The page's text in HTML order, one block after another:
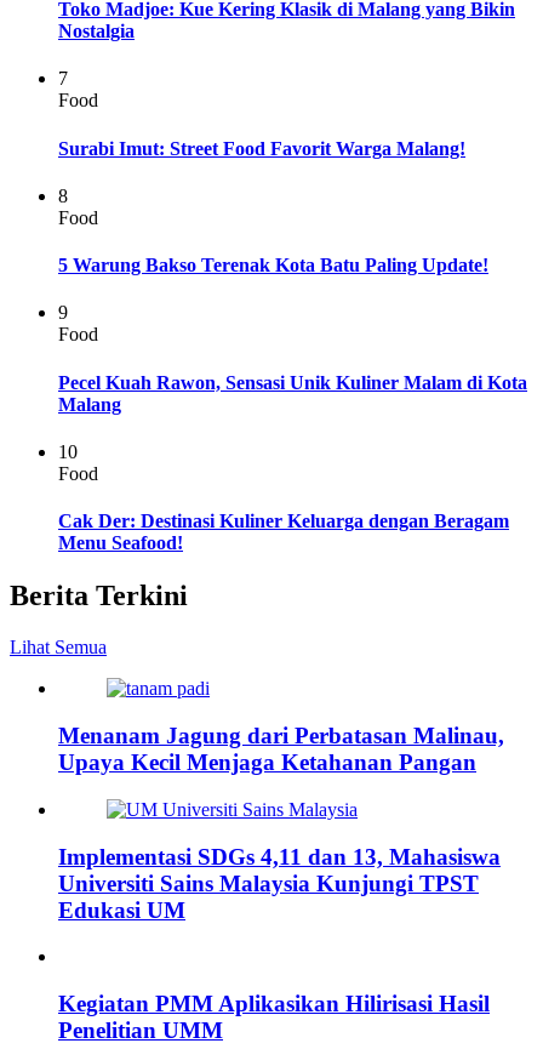
Toko Madjoe: Kue Kering Klasik di Malang yang Bikin
Nostalgia
7
Food
Surabi Imut: Street Food Favorit Warga Malang!
8
Food
5 Warung Bakso Terenak Kota Batu Paling Update!
9
Food
Pecel Kuah Rawon, Sensasi Unik Kuliner Malam di Kota
Malang
10
Food
Cak Der: Destinasi Kuliner Keluarga dengan Beragam
Menu Seafood!
Berita Terkini
Lihat Semua
Menanam Jagung dari Perbatasan Malinau,
Upaya Kecil Menjaga Ketahanan Pangan
Implementasi SDGs 4,11 dan 13, Mahasiswa
Universiti Sains Malaysia Kunjungi TPST
Edukasi UM
Kegiatan PMM Aplikasikan Hilirisasi Hasil
Penelitian UMM